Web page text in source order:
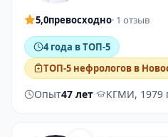
5,0превосходно· 1 отзыв
4 года в ТОП-5
ТОП-5 нефрологов в
Опыт47 лет· КГМИ, 1979